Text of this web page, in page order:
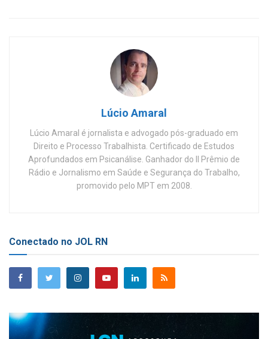
Lúcio Amaral
Lúcio Amaral é jornalista e advogado pós-graduado em
Direito e Processo Trabalhista. Certificado de Estudos
Aprofundados em Psicanálise. Ganhador do II Prêmio de
Rádio e Jornalismo em Saúde e Segurança do Trabalho,
promovido pelo MPT em 2008.
Conectado no JOL RN